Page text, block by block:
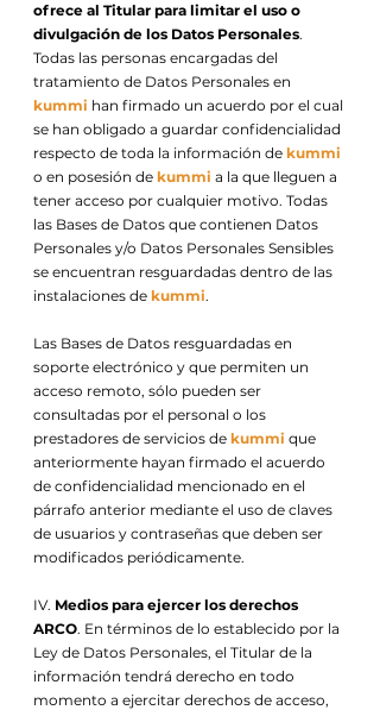
ofrece al Titular para limitar el uso o
divulgación de los Datos Personales.
Todas las personas encargadas del
tratamiento de Datos Personales en
kummi han firmado un acuerdo por el cual
se han obligado a guardar confidencialidad
respecto de toda la información de kummi
o en posesión de kummi a la que lleguen a
tener acceso por cualquier motivo. Todas
las Bases de Datos que contienen Datos
Personales y/o Datos Personales Sensibles
se encuentran resguardadas dentro de las
instalaciones de kummi.
Las Bases de Datos resguardadas en
soporte electrónico y que permiten un
acceso remoto, sólo pueden ser
consultadas por el personal o los
prestadores de servicios de kummi que
anteriormente hayan firmado el acuerdo
de confidencialidad mencionado en el
párrafo anterior mediante el uso de claves
de usuarios y contraseñas que deben ser
modificados periódicamente.
IV. Medios para ejercer los derechos
ARCO. En términos de lo establecido por la
Ley de Datos Personales, el Titular de la
información tendrá derecho en todo
momento a ejercitar derechos de acceso,